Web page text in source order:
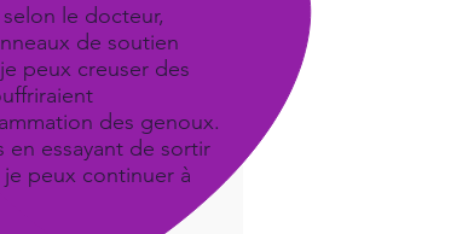
le docteur,
de soutien
peux creuser des
des genoux.
essayant de sortir
peux continuer à